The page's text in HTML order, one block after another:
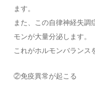
ます。
また、この自律神経失調
モンが大量分泌します。
これがホルモンバランス
②免疫異常が起こる